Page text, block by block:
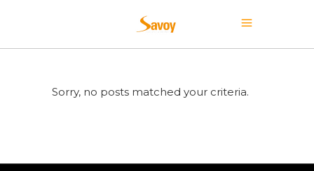
Sorry, no posts matched your criteria.